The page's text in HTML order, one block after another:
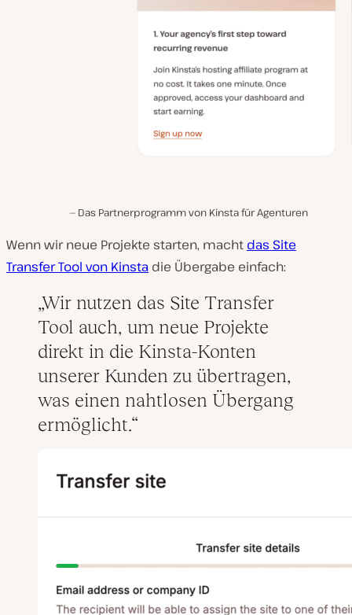
Das Partnerprogramm von Kinsta für Agenturen
Wenn wir neue Projekte starten, macht das Site
Transfer Tool von Kinsta die Übergabe einfach:
Wir nutzen das Site Transfer
Tool auch, um neue Projekte
direkt in die Kinsta-Konten
unserer Kunden zu übertragen,
was einen nahtlosen Übergang
ermöglicht.